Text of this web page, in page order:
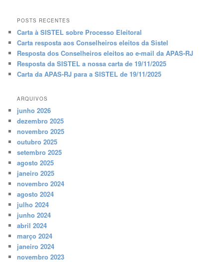
POSTS RECENTES
Carta à SISTEL sobre Processo Eleitoral
Carta resposta aos Conselheiros eleitos da Sistel
Resposta dos Conselheiros eleitos ao e-mail da APAS-RJ
Resposta da SISTEL a nossa carta de 19/11/2025
Carta da APAS-RJ para a SISTEL de 19/11/2025
ARQUIVOS
junho 2026
dezembro 2025
novembro 2025
outubro 2025
setembro 2025
agosto 2025
janeiro 2025
novembro 2024
agosto 2024
julho 2024
junho 2024
abril 2024
março 2024
janeiro 2024
novembro 2023